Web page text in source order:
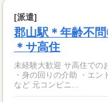
[派遣]
郡山駅＊年齢不
＊サ高住
未経験大歓迎 サ高住での
・身の回りの介助 ・エ
など 元コンビニ...